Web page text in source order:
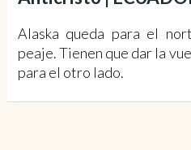
Alaska queda para el
peaje. Tienen que dar la
para el otro lado.